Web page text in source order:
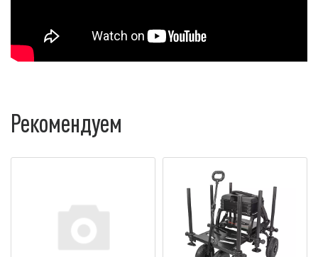
Рекомендуем